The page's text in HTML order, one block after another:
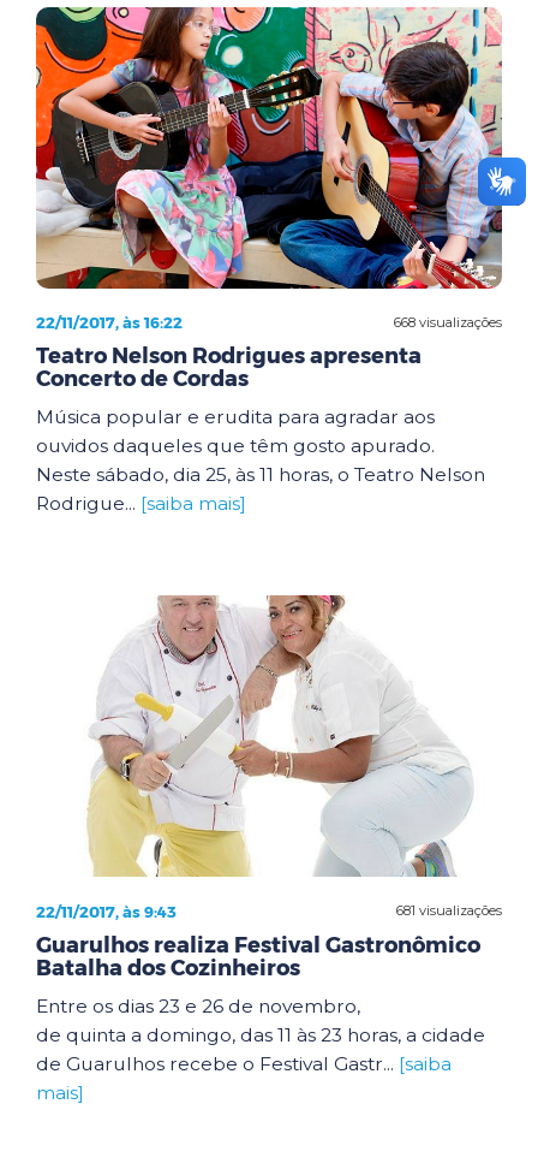
668 visualizações
22/11/2017, às 16:22
Teatro Nelson Rodrigues apresenta
Concerto de Cordas
Música popular e erudita para agradar aos
ouvidos daqueles que têm gosto apurado.
Neste sábado, dia 25, às 11 horas, o Teatro Nelson
Rodrigue... [saiba mais]
681 visualizações
22/11/2017, às 9:43
Guarulhos realiza Festival Gastronômico
Batalha dos Cozinheiros
Entre os dias 23 e 26 de novembro,
de quinta a domingo, das 11 às 23 horas, a cidade
de Guarulhos recebe o Festival Gastr... [saiba
mais]